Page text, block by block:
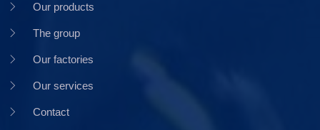
Our products
The group
Our factories
Our services
Contact